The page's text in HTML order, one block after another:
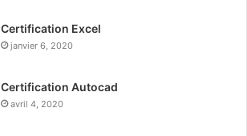
Certification Excel
janvier 6, 2020
Certification Autocad
avril 4, 2020